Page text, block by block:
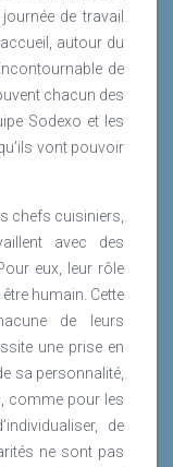
de travail
autour du
de
chacun des
Sodexo et les
vont pouvoir
chefs cuisiniers,
avec des
eux, leur rôle
humain. Cette
de leurs
une prise en
sa personnalité,
comme pour les
de
ne sont pas